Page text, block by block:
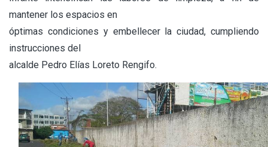
mantener los espacios en
óptimas condiciones y embellecer la ciudad, cumpliendo
instrucciones del
alcalde Pedro Elías Loreto Rengifo.